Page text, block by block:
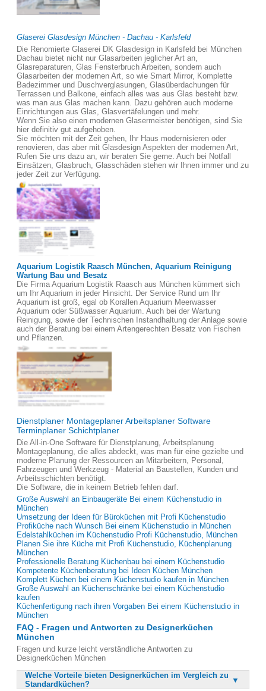
Glaserei Glasdesign München - Dachau - Karlsfeld
Die Renomierte Glaserei DK Glasdesign in Karlsfeld bei München
Dachau bietet nicht nur Glasarbeiten jeglicher Art an,
Glasreparaturen, Glas Fensterbruch Arbeiten, sondern auch
Glasarbeiten der modernen Art, so wie Smart Mirror, Komplette
Badezimmer und Duschverglasungen, Glasüberdachungen für
Terrassen und Balkone, einfach alles was aus Glas besteht bzw.
was man aus Glas machen kann. Dazu gehören auch moderne
Einrichtungen aus Glas, Glasvertäfelungen und mehr.
Wenn Sie also einen modernen Glasermeister benötigen, sind Sie
hier definitiv gut aufgehoben.
Sie möchten mit der Zeit gehen, Ihr Haus modernisieren oder
renovieren, das aber mit Glasdesign Aspekten der modernen Art,
Rufen Sie uns dazu an, wir beraten Sie gerne. Auch bei Notfall
Einsätzen, Glasbruch, Glasschäden stehen wir Ihnen immer und zu
jeder Zeit zur Verfügung.
Aquarium Logistik Raasch München, Aquarium Reinigung
Wartung Bau und Besatz
Die Firma Aquarium Logistik Raasch aus München kümmert sich
um Ihr Aquarium in jeder Hinsicht. Der Service Rund um Ihr
Aquarium ist groß, egal ob Korallen Aquarium Meerwasser
Aquarium oder Süßwasser Aquarium. Auch bei der Wartung
Reinigung, sowie der Technischen Instandhaltung der Anlage sowie
auch der Beratung bei einem Artengerechten Besatz von Fischen
und Pflanzen.
Dienstplaner Montageplaner Arbeitsplaner Software
Terminplaner Schichtplaner
Die All-in-One Software für Dienstplanung, Arbeitsplanung
Montageplanung, die alles abdeckt, was man für eine gezielte und
moderne Planung der Ressourcen an Mitarbeitern, Personal,
Fahrzeugen und Werkzeug - Material an Baustellen, Kunden und
Arbeitsschichten benötigt.
Die Software, die in keinem Betrieb fehlen darf.
Große Auswahl an Einbaugeräte Bei einem Küchenstudio in
München
Umsetzung der Ideen für Büroküchen mit Profi Küchenstudio
Profiküche nach Wunsch Bei einem Küchenstudio in München
Edelstahlküchen im Küchenstudio Profi Küchenstudio, München
Planen Sie ihre Küche mit Profi Küchenstudio, Küchenplanung
München
Professionelle Beratung Küchenbau bei einem Küchenstudio
Kompetente Küchenberatung bei Ideen Küchen München
Komplett Küchen bei einem Küchenstudio kaufen in München
Große Auswahl an Küchenschränke bei einem Küchenstudio
kaufen
Küchenfertigung nach ihren Vorgaben Bei einem Küchenstudio in
München
FAQ - Fragen und Antworten zu Designerküchen
München
Fragen und kurze leicht verständliche Antworten zu
Designerküchen München
Welche Vorteile bieten Designerküchen im Vergleich zu
Standardküchen?